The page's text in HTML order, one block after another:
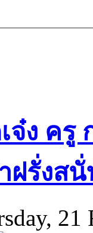
จ๋ง ค
ฝรั่งสนั่